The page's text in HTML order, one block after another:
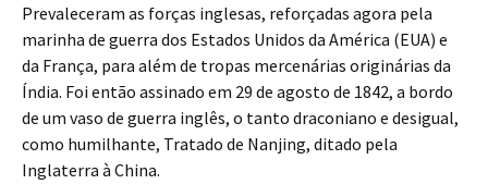
Prevaleceram as forças inglesas, reforçadas agora pela
marinha de guerra dos Estados Unidos da América (EUA) e
da França, para além de tropas mercenárias originárias da
Índia. Foi então assinado em 29 de agosto de 1842, a bordo
de um vaso de guerra inglês, o tanto draconiano e desigual,
como humilhante, Tratado de Nanjing, ditado pela
Inglaterra à China.